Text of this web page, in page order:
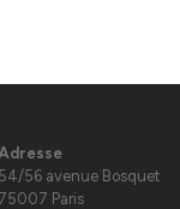
54/56 avenue Bosquet
75007 Paris